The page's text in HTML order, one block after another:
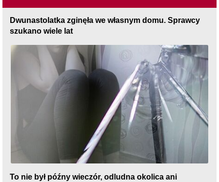
Dwunastolatka zginęła we własnym domu. Sprawcy
szukano wiele lat
To nie był późny wieczór, odludna okolica ani